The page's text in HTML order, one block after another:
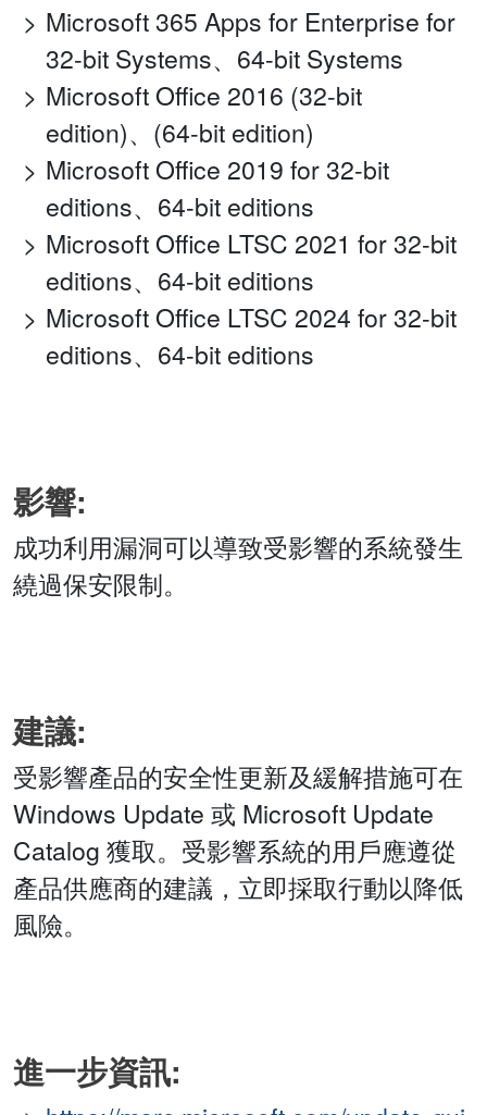
Microsoft 365 Apps for Enterprise for
32-bit Systems、64-bit Systems
Microsoft Office 2016 (32-bit
edition)、(64-bit edition)
Microsoft Office 2019 for 32-bit
editions、64-bit editions
Microsoft Office LTSC 2021 for 32-bit
editions、64-bit editions
Microsoft Office LTSC 2024 for 32-bit
editions、64-bit editions
影響:
成功利用漏洞可以導致受影響的系統發生
繞過保安限制。
建議:
受影響產品的安全性更新及緩解措施可在
Windows Update 或 Microsoft Update
Catalog 獲取。受影響系統的用戶應遵從
產品供應商的建議，立即採取行動以降低
風險。
進一步資訊: